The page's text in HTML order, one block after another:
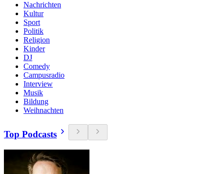
Nachrichten
Kultur
Sport
Politik
Religion
Kinder
DJ
Comedy
Campusradio
Interview
Musik
Bildung
Weihnachten
Top Podcasts